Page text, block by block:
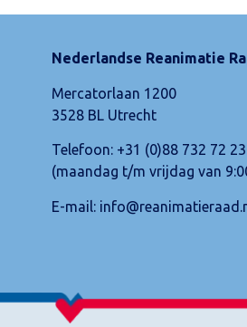
Nederlandse Reanimatie
Mercatorlaan 1200
3528 BL Utrecht
Telefoon: +31 (0)88 732 72 23
(maandag t/m vrijdag van
E-mail: